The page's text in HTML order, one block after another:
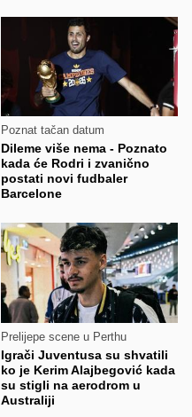
Poznat tačan datum
Dileme više nema - Poznato
kada će Rodri i zvanično
postati novi fudbaler
Barcelone
Prelijepe scene u Perthu
Igrači Juventusa su shvatili
ko je Kerim Alajbegović kada
su stigli na aerodrom u
Australiji